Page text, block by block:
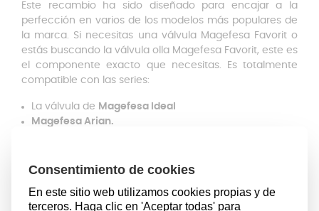
Este recambio ha sido diseñado para encajar a la
perfección en varios de los modelos más populares de
la marca. Si necesitas una válvula Magefesa Favorit o
estás buscando la válvula olla Magefesa Favorit, este es
el componente exacto que necesitas. Es totalmente
compatible con las series:
La válvula de Magefesa Ideal
Magefesa Arian.
repuestos olla Magefesa Ideal adecuados te permite
alargar la vida útil de tu menaje. Es muy común
encontrar que la válvula olla express Magefesa no gira